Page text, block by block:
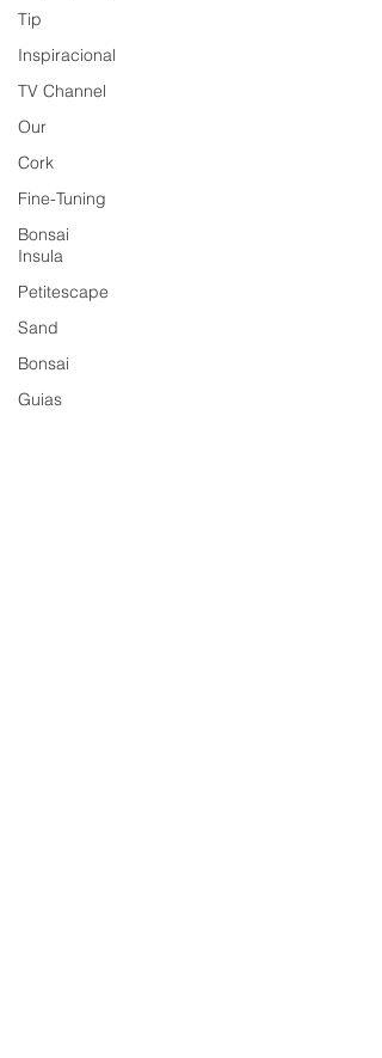
Tip
Inspiracional
TV Channel
Our
Cork
Fine-Tuning
Bonsai
Insula
Petitescape
Sand
Bonsai
Guias